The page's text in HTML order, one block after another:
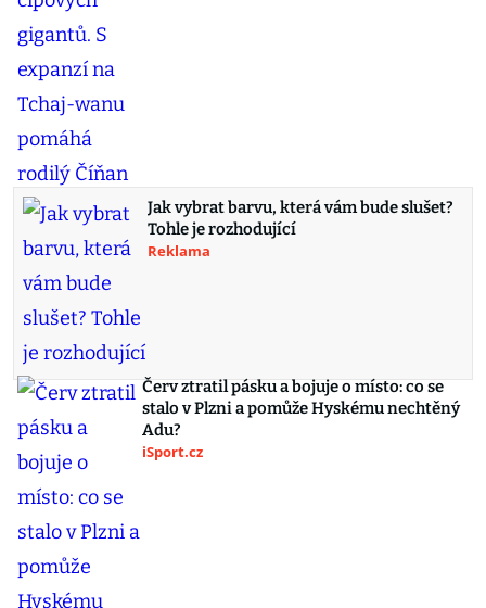
Jak vybrat barvu, která vám bude slušet?
Tohle je rozhodující
Reklama
Červ ztratil pásku a bojuje o místo: co se
stalo v Plzni a pomůže Hyskému nechtěný
Adu?
iSport.cz